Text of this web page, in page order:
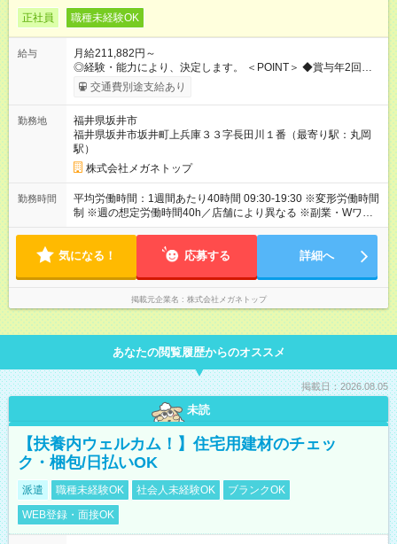
正社員 職種未経験OK
給与
月給211,882円～
◎経験・能力により、決定します。 ＜POINT＞ ◆賞与年2回・昇
給年2回 ◆各種手当（時間外、役職など）も充実 【年収例】 ▼1
年目：年収319万円 ▼2年目：年収352万円 ▼3年目：年収375万
態、給与は本採用時と同じです。
交通費別途支給あり
勤務地
福井県坂井市
福井県坂井市坂井町上兵庫３３字長田川１番（最寄り駅：丸岡
駅）
株式会社メガネトップ
勤務時間
平均労働時間：1週間あたり40時間 09:30-19:30 ※変形労働時間
制 ※週の想定労働時間40h／店舗により異なる ※副業・Wワーク
不可 平均労働時間：1週間あたり40時間 09:30-19:30 ※変形労働
ーク不可
気になる！ 応募する 詳細へ
掲載元企業名 株式会社メガネトップ
あなたの閲覧履歴からのオススメ
掲載日：2026.08.05
未読
【扶養内ウェルカム！】住宅用建材のチェッ
ク・梱包/日払いOK
派遣 職種未経験OK 社会人未経験OK
ブランクOK
WEB登録・面接OK